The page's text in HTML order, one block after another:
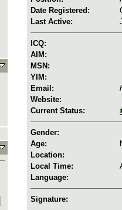
Date Registered:
Last Active:
ICQ:
AIM:
MSN:
YIM:
Email:
Website:
Current Status:
Gender:
Age:
Location:
Local Time:
Language:
Signature: